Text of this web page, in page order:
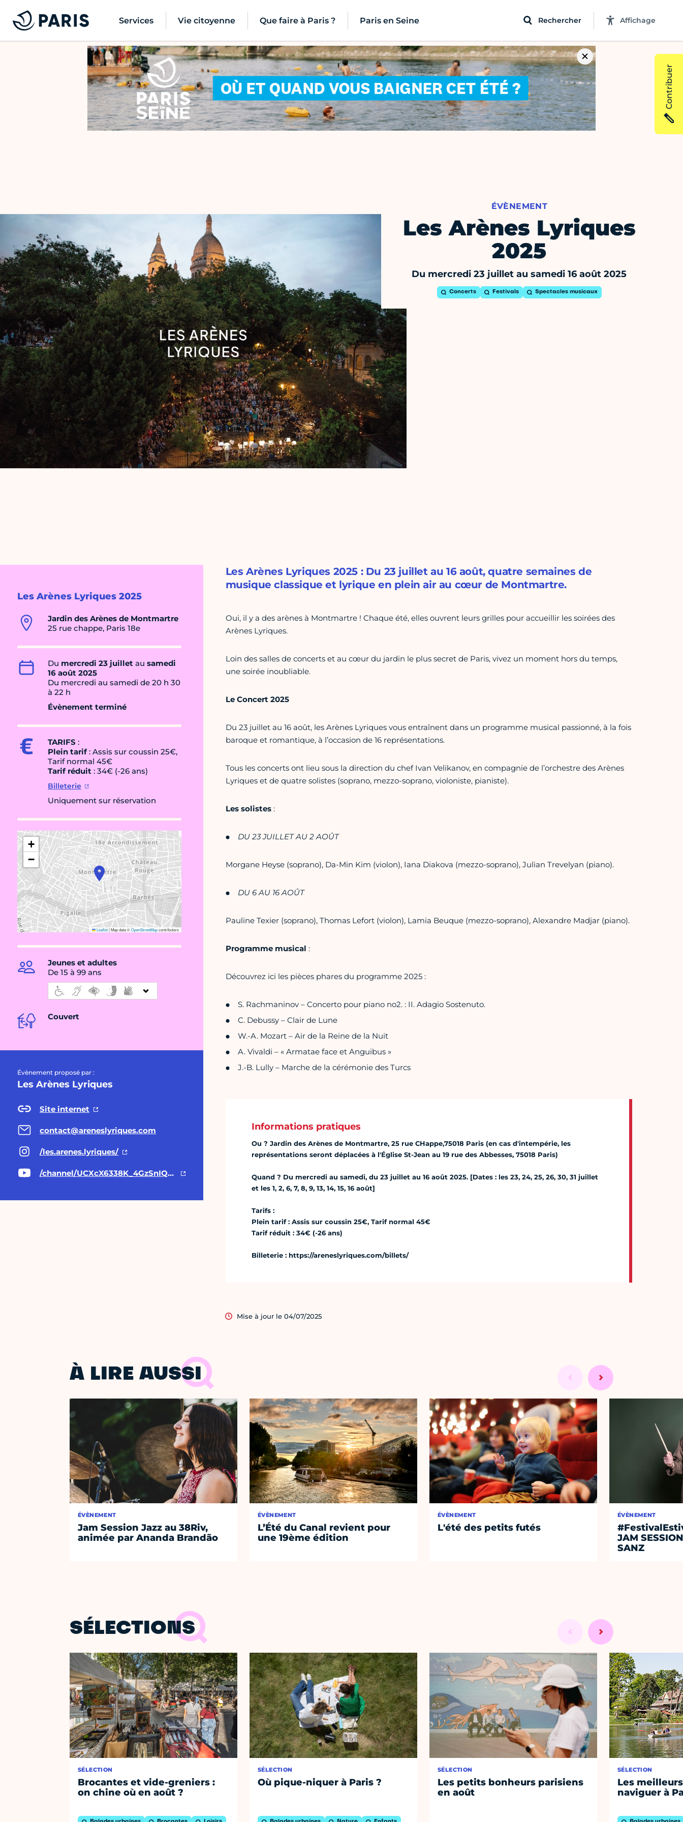
Services Vie citoyenne Que faire à Paris ? Paris en Seine Rechercher Affichage
ÉVÈNEMENT
Les Arènes Lyriques
2025
Du mercredi 23 juillet au samedi 16 août 2025
Concerts Festivals Spectacles musicaux
Les Arènes Lyriques 2025
Jardin des Arènes de Montmartre
25 rue chappe, Paris 18e
Du mercredi 23 juillet au samedi
16 août 2025
Du mercredi au samedi de 20 h 30
à 22 h
Évènement terminé
TARIFS :
Plein tarif: Assis sur coussin 25€,
Tarif normal 45€
Tarif réduit : 34€ (-26 ans)
Billeterie
Uniquement sur réservation
+
−
Leaflet|Map data ©OpenStreetMapcontributors
Jeunes et adultes
De 15 à 99 ans
Couvert
Évènement proposé par :
Les Arènes Lyriques
Site internet
contact@areneslyriques.com
/les.arenes.lyriques/
/channel/UCXcX6338K_4GzSnIQMGRkvg
Les Arènes Lyriques 2025 : Du 23 juillet au 16 août, quatre semaines de
musique classique et lyrique en plein air au cœur de Montmartre.
Oui, il y a des arènes à Montmartre ! Chaque été, elles ouvrent leurs grilles pour accueillir les soirées des
Arènes Lyriques.
Loin des salles de concerts et au cœur du jardin le plus secret de Paris, vivez un moment hors du temps,
une soirée inoubliable.
Le Concert 2025
Du 23 juillet au 16 août, les Arènes Lyriques vous entraînent dans un programme musical passionné, à la fois
baroque et romantique, à l’occasion de 16 représentations.
Tous les concerts ont lieu sous la direction du chef Ivan Velikanov, en compagnie de l’orchestre des Arènes
Lyriques et de quatre solistes (soprano, mezzo-soprano, violoniste, pianiste).
Les solistes:
DU 23 JUILLET AU 2 AOÛT
Morgane Heyse (soprano), Da-Min Kim (violon), Iana Diakova (mezzo-soprano), Julian Trevelyan (piano).
DU 6 AU 16 AOÛT
Pauline Texier (soprano), Thomas Lefort (violon), Lamia Beuque (mezzo-soprano), Alexandre Madjar (piano).
Programme musical :
Découvrez ici les pièces phares du programme 2025 :
S. Rachmaninov – Concerto pour piano no2. : II. Adagio Sostenuto.
C. Debussy – Clair de Lune
W.-A. Mozart – Air de la Reine de la Nuit
A. Vivaldi – « Armatae face et Anguibus »
J.-B. Lully – Marche de la cérémonie des Turcs
Informations pratiques
Ou ? Jardin des Arènes de Montmartre, 25 rue CHappe,75018 Paris (en cas d'intempérie, les
représentations seront déplacées à l'Église St-Jean au 19 rue des Abbesses, 75018 Paris)
Quand ? Du mercredi au samedi, du 23 juillet au 16 août 2025. [Dates : les 23, 24, 25, 26, 30, 31 juillet
et les 1, 2, 6, 7, 8, 9, 13, 14, 15, 16 août]
Tarifs :
Plein tarif : Assis sur coussin 25€, Tarif normal 45€
Tarif réduit : 34€ (-26 ans)
Billeterie : https://areneslyriques.com/billets/
Mise à jour le 04/07/2025
À LIRE AUSSI
ÉVÈNEMENT
Jam Session Jazz au 38Riv,
animée par Ananda Brandão
ÉVÈNEMENT
L’Été du Canal revient pour
une 19ème édition
ÉVÈNEMENT
L'été des petits futés
ÉVÈNEMENT
JAM
SANZ
SÉLECTIONS
SÉLECTION
Brocantes et vide-greniers :
on chine où en août ?
SÉLECTION
Où pique-niquer à Paris ?
SÉLECTION
Les petits bonheurs parisiens
en août
SÉLECTION
Les
naviguer à
Contribuer